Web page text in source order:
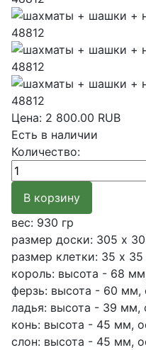
Цена: 2 800.00 RUB
Есть в наличии
Количество:
вес: 930 гр
размер доски: 305 х
размер клетки: 35 х
король: высота - 68
ферзь: высота - 60
ладья: высота - 39 мм,
конь: высота - 45 мм,
слон: высота - 45 мм,